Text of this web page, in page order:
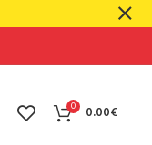
0 0.00€